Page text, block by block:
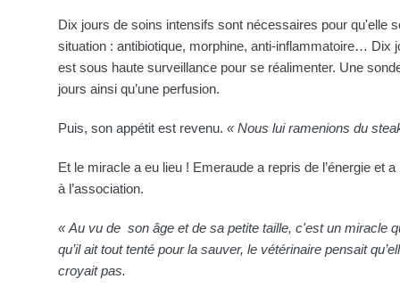
Dix jours de soins intensifs sont nécessaires pour qu'elle
situation : antibiotique, morphine, anti-inflammatoire… Dix
est sous haute surveillance pour se réalimenter. Une
jours ainsi qu’une perfusion.
Puis, son appétit est revenu. « Nous lui ramenions du
Et le miracle a eu lieu ! Emeraude a repris de l’énergie et
à l’association.
« Au vu de son âge et de sa petite taille, c'est un miracle
qu’il ait tout tenté pour la sauver, le vétérinaire pensait
croyait pas.